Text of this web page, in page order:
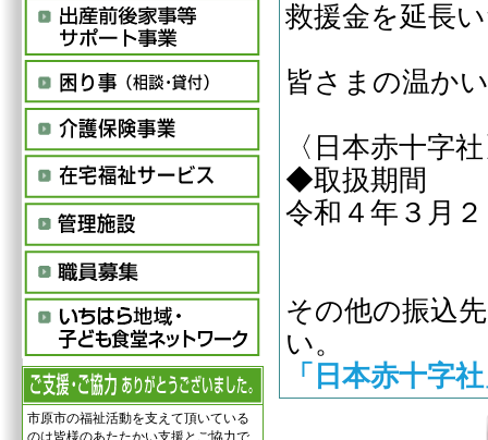
市原市の福祉活動を支えて頂いている
のは皆様のあたたかい支援とご協力で
救援金を延長
皆さまの温か
〈日本赤十字
◆取扱期間
令和４年３月
その他の振込
い。
「日本赤十字